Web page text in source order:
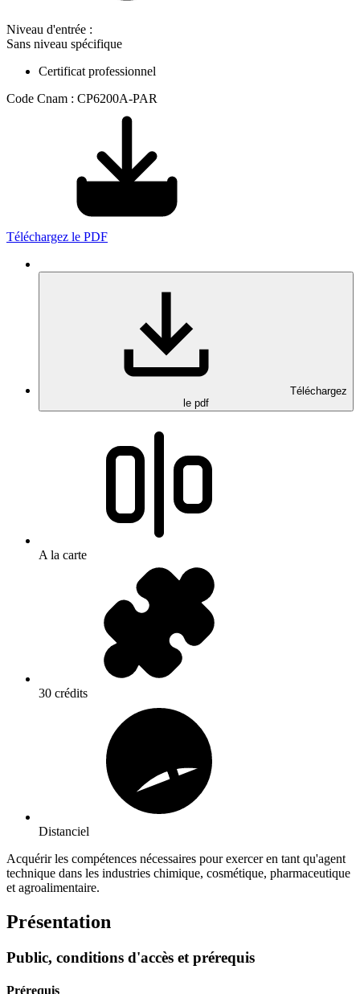
Niveau d'entrée :
Sans niveau spécifique
Certificat professionnel
Code Cnam : CP6200A-PAR
Téléchargez le PDF
Téléchargez
le pdf
A la carte
30 crédits
Distanciel
Acquérir les compétences nécessaires pour exercer en tant qu'agent
technique dans les industries chimique, cosmétique, pharmaceutique
et agroalimentaire.
Présentation
Public, conditions d'accès et prérequis
Prérequis